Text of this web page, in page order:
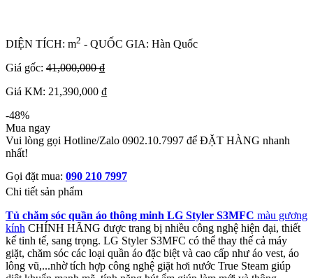
DIỆN TÍCH: m2 - QUỐC GIA: Hàn Quốc
Giá gốc: 41,000,000 ₫
Giá KM: 21,390,000 ₫
-48%
Mua ngay
Vui lòng gọi Hotline/Zalo 0902.10.7997 để ĐẶT HÀNG nhanh
nhất!
Gọi đặt mua: 090 210 7997
Chi tiết sản phẩm
Tủ chăm sóc quần áo thông minh LG Styler S3MFC màu gương
kính CHÍNH HÃNG được trang bị nhiều công nghệ hiện đại, thiết
kế tinh tế, sang trọng. LG Styler S3MFC có thể thay thế cả máy
giặt, chăm sóc các loại quần áo đặc biệt và cao cấp như áo vest, áo
lông vũ,...nhờ tích hợp công nghệ giặt hơi nước True Steam giúp